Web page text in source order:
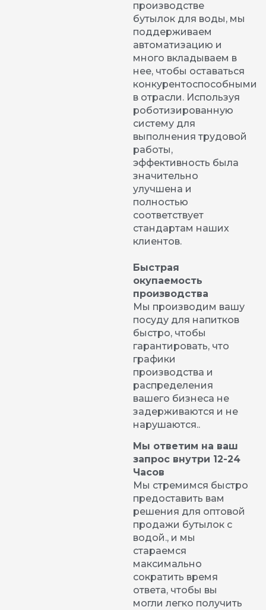
производстве
бутылок для воды, мы
поддерживаем
автоматизацию и
много вкладываем в
нее, чтобы оставаться
конкурентоспособными
в отрасли. Используя
роботизированную
систему для
выполнения трудовой
работы,
эффективность была
значительно
улучшена и
полностью
соответствует
стандартам наших
клиентов.
Быстрая
окупаемость
производства
Мы производим вашу
посуду для напитков
быстро, чтобы
гарантировать, что
графики
производства и
распределения
вашего бизнеса не
задерживаются и не
нарушаются..
Мы ответим на ваш
запрос внутри 12-24
Часов
Мы стремимся быстро
предоставить вам
решения для оптовой
продажи бутылок с
водой., и мы
стараемся
максимально
сократить время
ответа, чтобы вы
могли легко получить